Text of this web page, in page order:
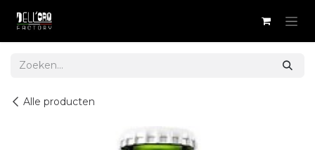
Alle producten